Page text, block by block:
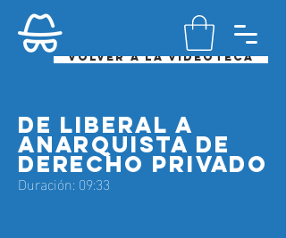
Volver a la videoteca
de liberal a
anarquista de
derecho privado
Duración: 09:33